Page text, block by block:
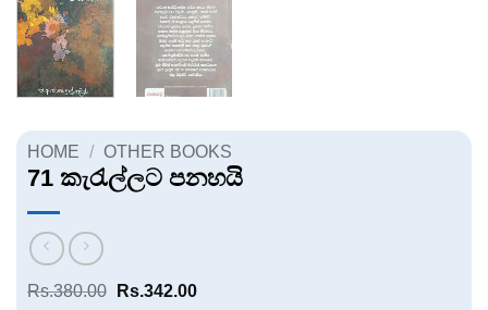
HOME / OTHER BOOKS
71 කැරැල්ලට පනහයි
Rs.380.00 Original
Rs.342.00Current